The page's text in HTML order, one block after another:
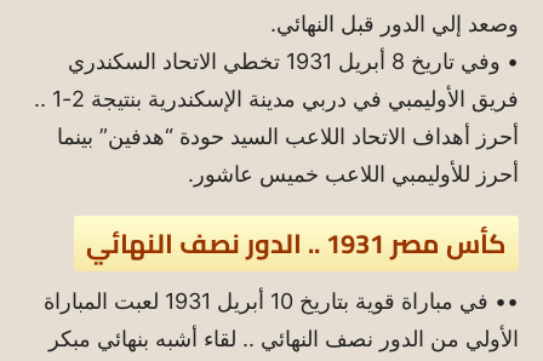
وصعد إلي الدور قبل النهائي.
• وفي تاريخ 8 أبريل 1931 تخطي الاتحاد السكندري
فريق الأوليمبي في دربي مدينة الإسكندرية بنتيجة 2-1 ..
أحرز أهداف الاتحاد اللاعب السيد حودة “هدفين” بينما
أحرز للأوليمبي اللاعب خميس عاشور.
كأس مصر 1931 .. الدور نصف النهائي
•• في مباراة قوية بتاريخ 10 أبريل 1931 لعبت المباراة
الأولي من الدور نصف النهائي .. لقاء أشبه بنهائي مبكر